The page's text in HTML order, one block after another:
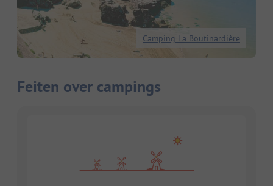
Camping La Boutinardière
Feiten over campings